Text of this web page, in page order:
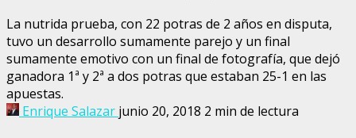
La nutrida prueba, con 22 potras de 2 años en disputa,
tuvo un desarrollo sumamente parejo y un final
sumamente emotivo con un final de fotografía, que dejó
ganadora 1ª y 2ª a dos potras que estaban 25-1 en las
apuestas.
Enrique Salazar junio 20, 2018 2 min de lectura